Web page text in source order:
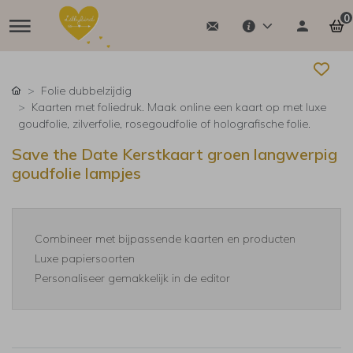
0
Folie dubbelzijdig
Kaarten met foliedruk. Maak online een kaart op met luxe
goudfolie, zilverfolie, rosegoudfolie of holografische folie.
Save the Date Kerstkaart groen langwerpig
goudfolie lampjes
Combineer met bijpassende kaarten en producten
Luxe papiersoorten
Personaliseer gemakkelijk in de editor